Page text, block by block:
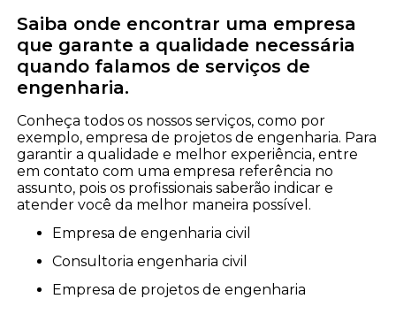
Saiba onde encontrar uma empresa
que garante a qualidade necessária
quando falamos de serviços de
engenharia.
Conheça todos os nossos serviços, como por
exemplo, empresa de projetos de engenharia. Para
garantir a qualidade e melhor experiência, entre
em contato com uma empresa referência no
assunto, pois os profissionais saberão indicar e
atender você da melhor maneira possível.
empresa de engenharia civil
consultoria engenharia civil
empresa de projetos de engenharia